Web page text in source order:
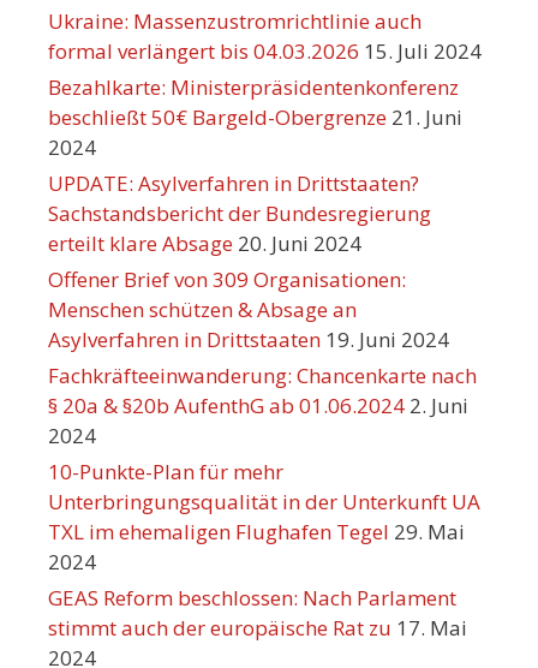
Ukraine: Massenzustromrichtlinie auch
formal verlängert bis 04.03.2026 15. Juli 2024
Bezahlkarte: Ministerpräsidentenkonferenz
beschließt 50€ Bargeld-Obergrenze 21. Juni
2024
UPDATE: Asylverfahren in Drittstaaten?
Sachstandsbericht der Bundesregierung
erteilt klare Absage 20. Juni 2024
Offener Brief von 309 Organisationen:
Menschen schützen & Absage an
Asylverfahren in Drittstaaten 19. Juni 2024
Fachkräfteeinwanderung: Chancenkarte nach
§ 20a & §20b AufenthG ab 01.06.2024 2. Juni
2024
10-Punkte-Plan für mehr
Unterbringungsqualität in der Unterkunft UA
TXL im ehemaligen Flughafen Tegel 29. Mai
2024
GEAS Reform beschlossen: Nach Parlament
stimmt auch der europäische Rat zu 17. Mai
2024